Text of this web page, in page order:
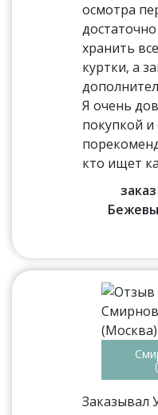
осмотра
хранить
куртки, а
Я очень
покупкой и
кто ищет
Заказывал